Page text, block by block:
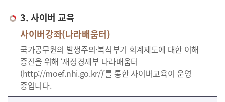
3. 사이버 교육
사이버강좌(나라배움터)
국가공무원의 발생주의·복식부기 회계제도에 대한 이해
증진을 위해 ‘재정경제부 나라배움터
(http://moef.nhi.go.kr/)’를 통한 사이버교육이 운영
중입니다.
사이버교육의 사이버강좌(나라배움터)에 대한 안내로 실시기관, 교육과정, 대상, 인원, 시간, 인정시간, 신청(기간,절차), 수료(요건,평가,수료증)으로 구분되며 이에 해당하는 내용으로 구성된 표 입니다.